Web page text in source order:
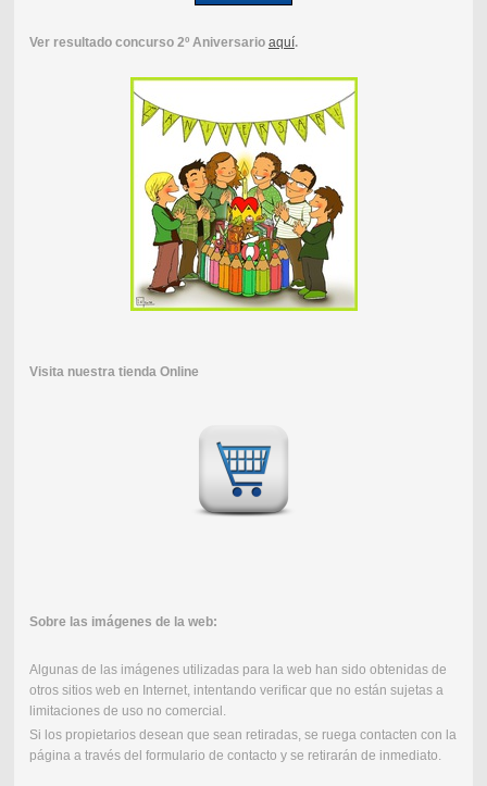
Ver resultado concurso 2º Aniversario aquí.
Visita nuestra tienda Online
Sobre las imágenes de la web:
Algunas de las imágenes utilizadas para la web han sido obtenidas de
otros sitios web en Internet, intentando verificar que no están sujetas a
limitaciones de uso no comercial.
Si los propietarios desean que sean retiradas, se ruega contacten con la
página a través del formulario de contacto y se retirarán de inmediato.